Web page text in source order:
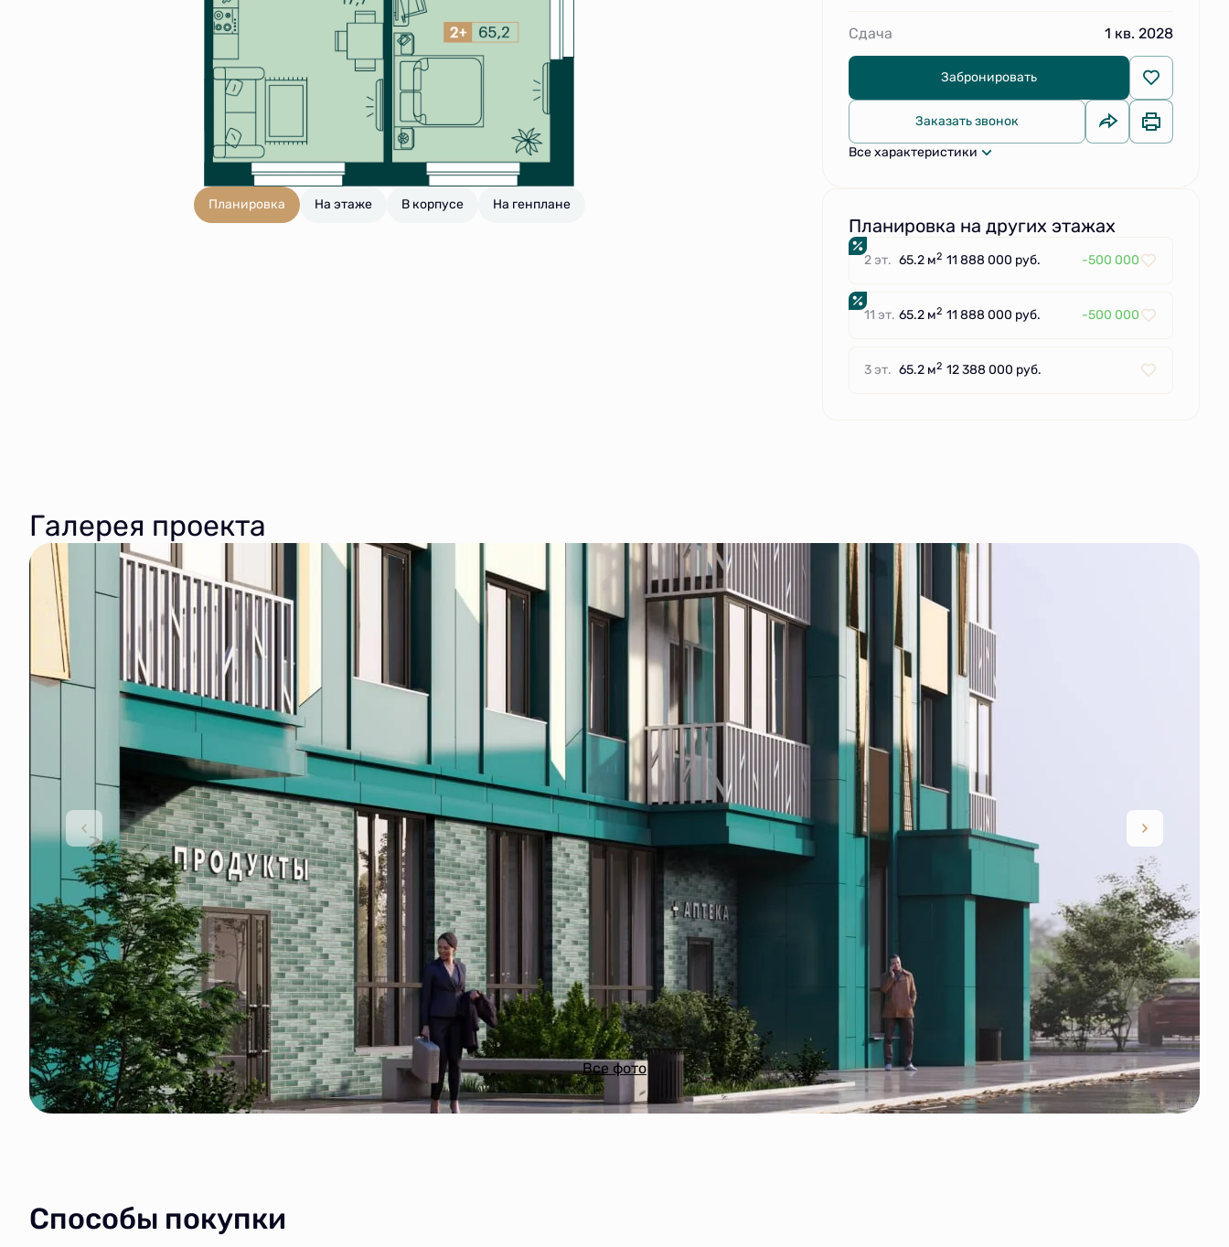
Планировка На этаже В корпусе На генплане
Сдача 1 кв. 2028
Забронировать
Заказать звонок
Все характеристики
Планировка на других этажах
2 эт. 65.2 м2 11 888 000 руб. -500 000
11 эт. 65.2 м2 11 888 000 руб. -500 000
3 эт. 65.2 м2 12 388 000 руб.
Галерея проекта
Все фото
Способы покупки